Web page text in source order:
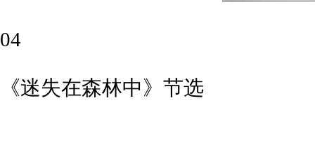
04
《迷失在森林中》 节选